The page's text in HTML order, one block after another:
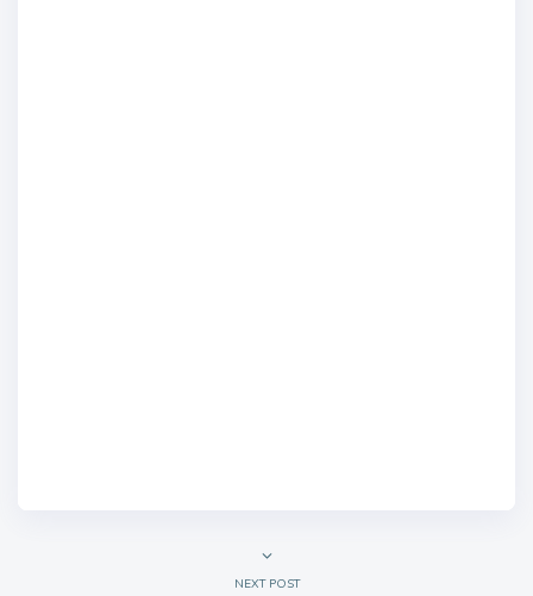
NEXT POST